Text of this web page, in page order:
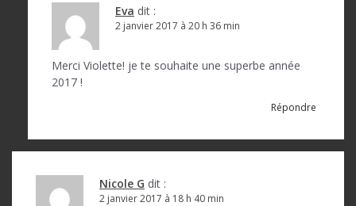
Eva dit :
2 janvier 2017 à 20 h 36 min
Merci Violette! je te souhaite une superbe année
2017 !
Répondre
Nicole G dit :
2 janvier 2017 à 18 h 40 min